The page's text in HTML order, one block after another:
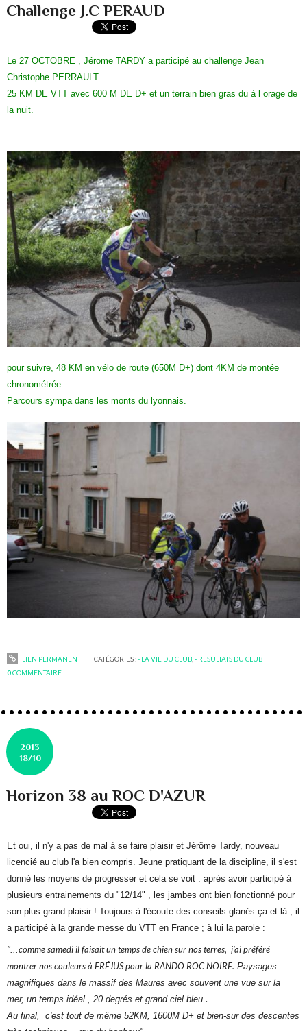
Challenge J.C PERAUD
Le 27 OCTOBRE , Jérome TARDY a participé au challenge Jean
Christophe PERRAULT.
25 KM DE VTT avec 600 M DE D+ et un terrain bien gras du à l orage de
la nuit.
pour suivre, 48 KM en vélo de route (650M D+) dont 4KM de montée
chronométrée.
Parcours sympa dans les monts du lyonnais.
LIEN PERMANENT CATÉGORIES :- LA VIE DU CLUB,- RESULTATS DU CLUB
0COMMENTAIRE
2013
18/10
Horizon 38 au ROC D'AZUR
Et oui, il n'y a pas de mal à se faire plaisir et Jérôme Tardy, nouveau
licencié au club l'a bien compris. Jeune pratiquant de la discipline, il s'est
donné les moyens de progresser et cela se voit : après avoir participé à
plusieurs entrainements du "12/14" , les jambes ont bien fonctionné pour
son plus grand plaisir ! Toujours à l'écoute des conseils glanés ça et là , il
a participé à la grande messe du VTT en France ; à lui la parole :
"...commesamediil faisait un temps de chien sur nos terres, j'ai préféré
montrer nos couleurs à FRÉJUS pour la RANDO ROC NOIRE. Paysages
magnifiques dans le massif des Maures avec souvent une vue sur la
mer, un temps idéal , 20 degrés et grand ciel bleu.
Au final, c'est tout de même 52KM, 1600M D+ et bien-sur des descentes